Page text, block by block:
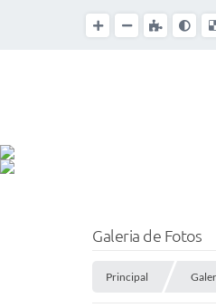
Galeria de Fotos
Principal